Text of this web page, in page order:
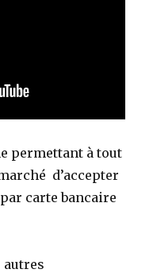
permettant à tout
d’accepter
carte bancaire
autres